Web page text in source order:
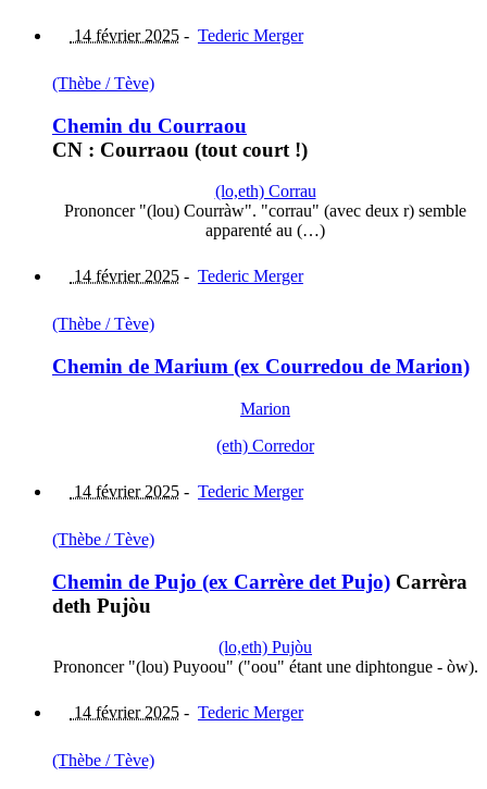
14 février 2025 - Tederic Merger
(Thèbe / Tève)
Chemin du Courraou
CN : Courraou (tout court !)
(lo,eth) Corrau
Prononcer "(lou) Courràw". "corrau" (avec deux r) semble
apparenté au (…)
14 février 2025 - Tederic Merger
(Thèbe / Tève)
Chemin de Marium (ex Courredou de Marion)
Marion
(eth) Corredor
14 février 2025 - Tederic Merger
(Thèbe / Tève)
Chemin de Pujo (ex Carrère det Pujo) Carrèra
deth Pujòu
(lo,eth) Pujòu
Prononcer "(lou) Puyoou" ("oou" étant une diphtongue - òw).
14 février 2025 - Tederic Merger
(Thèbe / Tève)